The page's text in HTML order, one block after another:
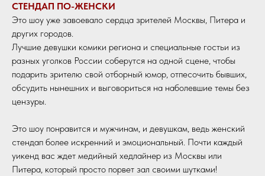
СТЕНДАП ПО-ЖЕНСКИ
Это шоу уже завоевало сердца зрителей Москвы, Питера и
других городов.
Лучшие девушки комики региона и специальные гостьи из
разных уголков России соберутся на одной сцене, чтобы
подарить зрителю свой отборный юмор, отпесочить бывших,
обсудить нынешних и выговориться на наболевшие темы без
цензуры.
Это шоу понравится и мужчинам, и девушкам, ведь женский
стендап более искренний и эмоциональный. Почти каждый
уикенд вас ждет медийный хедлайнер из Москвы или
Питера, который просто порвет зал своими шутками!